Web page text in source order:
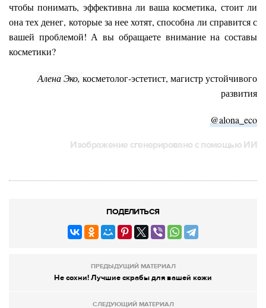
чтобы понимать, эффективна ли ваша косметика, стоит ли
она тех денег, которые за нее хотят, способна ли справится с
вашей проблемой! А вы обращаете внимание на составы
косметики?
Алена Эко, косметолог-эстетист, магистр устойчивого
развития
@alona_eco
Изображение сгенерировано с помощью ИИ
ПОДЕЛИТЬСЯ
ПРЕДЫДУЩИЙ МАТЕРИАЛ
Не сохни! Лучшие скрабы для вашей кожи
СЛЕДУЮЩИЙ МАТЕРИАЛ